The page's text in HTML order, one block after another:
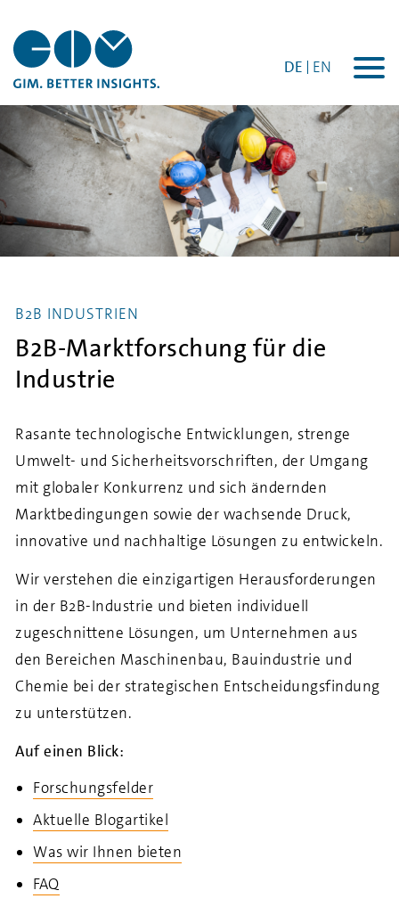
DE EN
B2B INDUSTRIEN
B2B-Marktforschung für die
Industrie
Rasante technologische Entwicklungen, strenge
Umwelt- und Sicherheitsvorschriften, der Umgang
mit globaler Konkurrenz und sich ändernden
Marktbedingungen sowie der wachsende Druck,
innovative und nachhaltige Lösungen zu entwickeln.
Wir verstehen die einzigartigen Herausforderungen
in der B2B-Industrie und bieten individuell
zugeschnittene Lösungen, um Unternehmen aus
den Bereichen Maschinenbau, Bauindustrie und
Chemie bei der strategischen Entscheidungsfindung
zu unterstützen.
Auf einen Blick:
Forschungsfelder
Aktuelle Blogartikel
Was wir Ihnen bieten
FAQ